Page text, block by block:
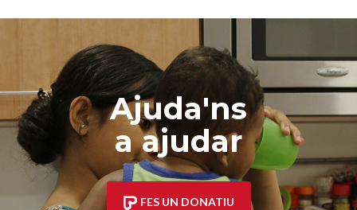
Ajuda'ns
a ajudar
FES UN DONATIU